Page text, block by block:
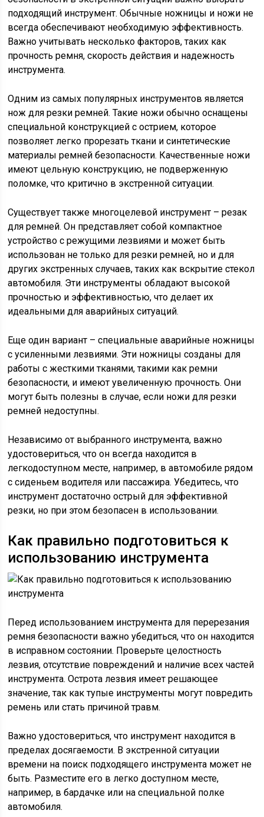
подходящий инструмент. Обычные ножницы и ножи не
всегда обеспечивают необходимую эффективность.
Важно учитывать несколько факторов, таких как
прочность ремня, скорость действия и надежность
инструмента.
Одним из самых популярных инструментов является
нож для резки ремней. Такие ножи обычно оснащены
специальной конструкцией с острием, которое
позволяет легко прорезать ткани и синтетические
материалы ремней безопасности. Качественные ножи
имеют цельную конструкцию, не подверженную
поломке, что критично в экстренной ситуации.
Существует также многоцелевой инструмент – резак
для ремней. Он представляет собой компактное
устройство с режущими лезвиями и может быть
использован не только для резки ремней, но и для
других экстренных случаев, таких как вскрытие стекол
автомобиля. Эти инструменты обладают высокой
прочностью и эффективностью, что делает их
идеальными для аварийных ситуаций.
Еще один вариант – специальные аварийные ножницы
с усиленными лезвиями. Эти ножницы созданы для
работы с жесткими тканями, такими как ремни
безопасности, и имеют увеличенную прочность. Они
могут быть полезны в случае, если ножи для резки
ремней недоступны.
Независимо от выбранного инструмента, важно
удостовериться, что он всегда находится в
легкодоступном месте, например, в автомобиле рядом
с сиденьем водителя или пассажира. Убедитесь, что
инструмент достаточно острый для эффективной
резки, но при этом безопасен в использовании.
Как правильно подготовиться к
использованию инструмента
Перед использованием инструмента для перерезания
ремня безопасности важно убедиться, что он находится
в исправном состоянии. Проверьте целостность
лезвия, отсутствие повреждений и наличие всех частей
инструмента. Острота лезвия имеет решающее
значение, так как тупые инструменты могут повредить
ремень или стать причиной травм.
Важно удостовериться, что инструмент находится в
пределах досягаемости. В экстренной ситуации
времени на поиск подходящего инструмента может не
быть. Разместите его в легко доступном месте,
например, в бардачке или на специальной полке
автомобиля.